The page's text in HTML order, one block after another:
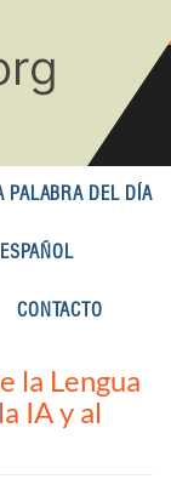
PALABRA DEL DÍA
CONTACTO
la Lengua
IA y al